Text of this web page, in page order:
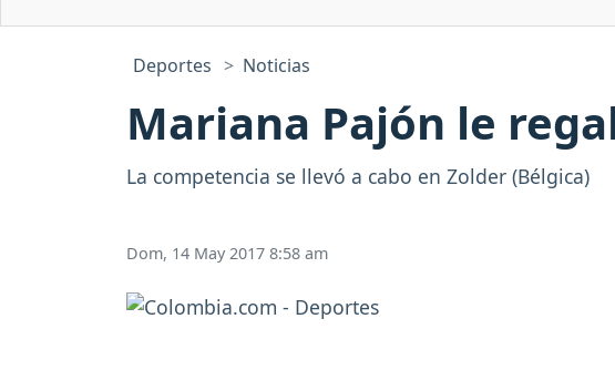
Deportes Noticias
Mariana Pajón le
La competencia se llevó a cabo en Zolder (Bélgica)
Dom, 14 May 2017 8:58 am